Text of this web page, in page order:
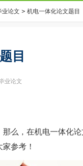
业论文 > 机电一体化论文题目
目
业论文
么，在机电一体化论
参考！